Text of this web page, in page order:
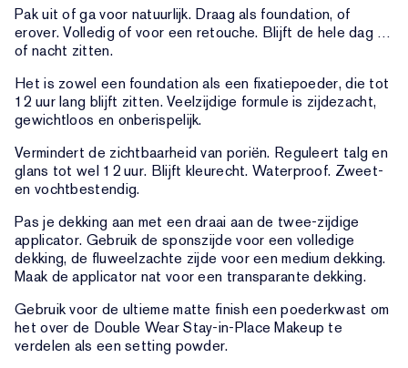
Pak uit of ga voor natuurlijk. Draag als foundation, of
erover. Volledig of voor een retouche. Blijft de hele dag …
of nacht zitten.
Het is zowel een foundation als een fixatiepoeder, die tot
12 uur lang blijft zitten. Veelzijdige formule is zijdezacht,
gewichtloos en onberispelijk.
Vermindert de zichtbaarheid van poriën. Reguleert talg en
glans tot wel 12 uur. Blijft kleurecht. Waterproof. Zweet-
en vochtbestendig.
Pas je dekking aan met een draai aan de twee-zijdige
applicator. Gebruik de sponszijde voor een volledige
dekking, de fluweelzachte zijde voor een medium dekking.
Maak de applicator nat voor een transparante dekking.
Gebruik voor de ultieme matte finish een poederkwast om
het over de Double Wear Stay-in-Place Makeup te
verdelen als een setting powder.